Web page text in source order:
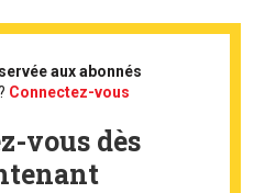
aux abonnés
Connectez-vous
vous dès